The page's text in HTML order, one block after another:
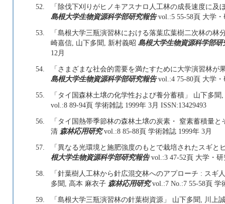
52.
「除伐下刈りがヒノキアスナロ人工林の成長速度に
島根大学生物資源科学部研究報告vol.:5 55-58頁 大学・
53.
「島根大学三瓶演習林における落葉広葉樹二次林の
崎嘉信, 山下多聞, 新村義昭 島根大学生物資源科学部研
12月
54.
「さまざまな社会的需要を満たすために大学演習林
島根大学生物資源科学部研究報告vol.:4 75-80頁 大学・
55.
「タイ国森林土壌の化学性および養分蓄積」 山下多
vol.:8 89-94頁 学術雑誌 1999年 3月 ISSN:13429493
56.
「タイ国熱帯季節林の森林土壌の炭素・ 窒素蓄積量
清 森林応用研究vol.:8 85-88頁 学術雑誌 1999年 3月
57.
「異なる光環境と施肥強度のもとで栽培されたスギ
根大学生物資源科学部研究報告vol.:3 47-52頁 大学・研
58.
「針葉樹人工林から針広混交林へのアプローチ : ス
多聞, 高本 麻衣子 森林応用研究vol.:7 No.:7 55-58頁 学
59.
「島根大学三瓶演習林の針葉樹資源」 山下多聞, 川上